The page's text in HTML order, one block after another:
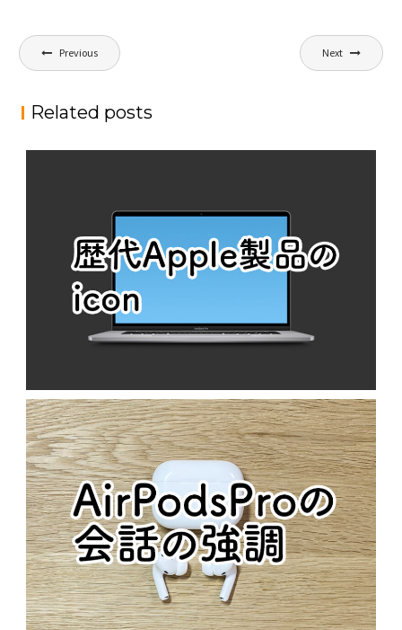
投
稿
ビ
Previous Next
Related posts
歴代APPLE製品のICON
N MacOS